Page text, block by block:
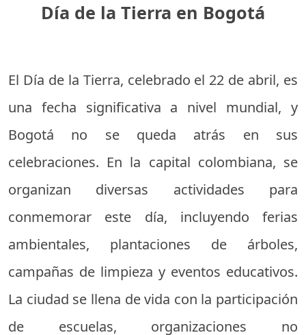
Día de la Tierra en Bogotá
El Día de la Tierra, celebrado el 22 de abril, es
una fecha significativa a nivel mundial, y
Bogotá no se queda atrás en sus
celebraciones. En la capital colombiana, se
organizan diversas actividades para
conmemorar este día, incluyendo ferias
ambientales, plantaciones de árboles,
campañas de limpieza y eventos educativos.
La ciudad se llena de vida con la participación
de escuelas, organizaciones no